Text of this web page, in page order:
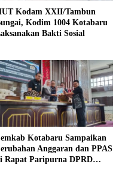
Kodam XXII/Tambun
Kodim 1004 Kotabaru
Bakti Sosial
Kotabaru Sampaikan
Anggaran dan PPAS
Rapat Paripurna DPRD